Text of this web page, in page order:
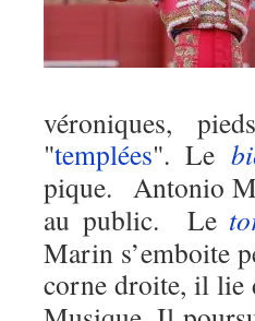
véroniques,
"templées". Le
pique. Antonio
au public. Le
Marin s’emboite
corne droite, il lie